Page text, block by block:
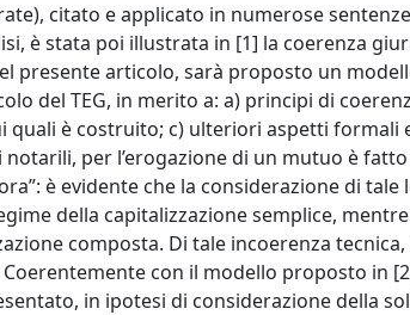
citato e applicato in numerose
è stata poi illustrata in [1] la coerenza
presente articolo, sarà proposto un
del TEG, in merito a: a) principi di
quali è costruito; c) ulteriori aspetti formali
per l’erogazione di un mutuo è
è evidente che la considerazione di tale
della capitalizzazione semplice,
composta. Di tale incoerenza
con il modello proposto in
in ipotesi di considerazione della